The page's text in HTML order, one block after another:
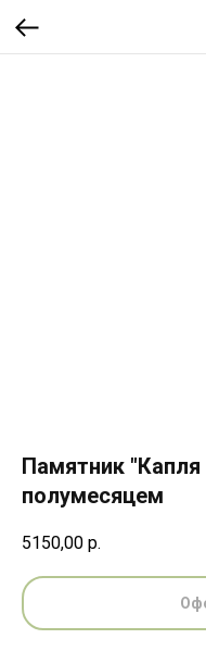
Памятник
полумесяцем
5150,00 р.